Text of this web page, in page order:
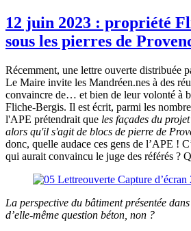
12 juin 2023 : propriété
sous les pierres de
Récemment, une lettre ouverte distribuée
Le Maire invite les Mandréen.nes à des
convaincre de… et bien de leur volonté à
Fliche-Bergis. Il est écrit, parmi les
l'APE prétendrait que les façades du
alors qu'il s'agit de blocs de pierre de
donc, quelle audace ces gens de l’APE !
qui aurait convaincu le juge des référés ?
La perspective du bâtiment présentée
d’elle-même question béton, non ?